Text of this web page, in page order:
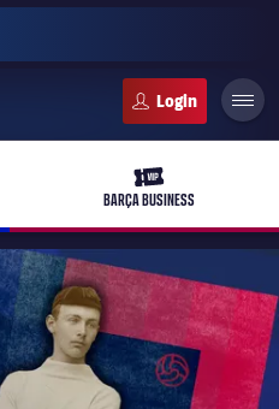
ticket-vip
BARÇA BUSINESS